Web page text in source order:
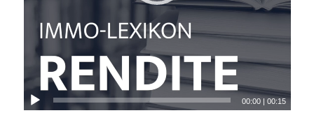
00:00 |00:15